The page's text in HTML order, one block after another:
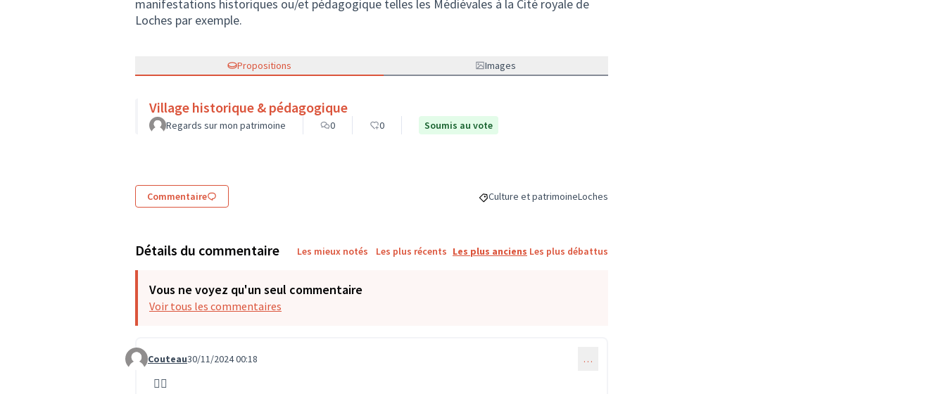
manifestations historiques ou/et pédagogique telles les Médiévales à la Cité royale de
Loches par exemple.
Propositions Images
Village historique & pédagogique
Regards sur mon patrimoine 0 0 Soumis au vote
Commentaire Filtrer les résultats de la catégorie : Culture et patrimoine
Culture et patrimoineFiltrer les résultats pour le secteur : Loches
Loches
Détails du commentaire Les mieux notés Les plus récents Les plus anciens Les plus débattus
Vous ne voyez qu'un seul commentaire
Voir tous les commentaires
Commentaire 1468
Couteau30/11/2024 00:18 …
👍🏻